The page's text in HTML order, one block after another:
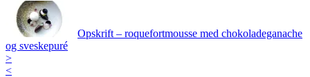
Opskrift – roquefortmousse med chokoladeganache
og sveskepuré
>
<